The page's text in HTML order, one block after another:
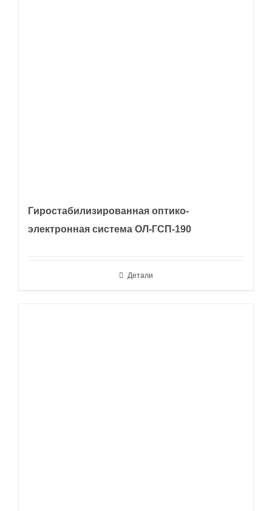
Гиростабилизированная оптико-
электронная система ОЛ-ГСП-190
Детали